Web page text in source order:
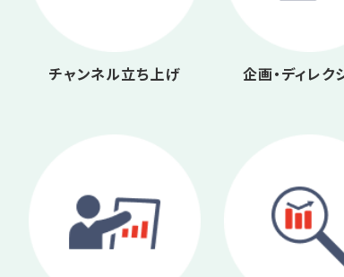
チャンネル立ち上げ 企画・ディレク